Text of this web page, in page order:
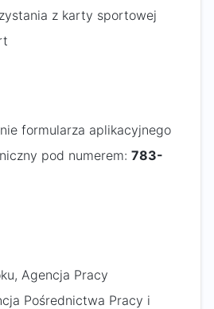
z karty sportowej
formularza aplikacyjnego
pod numerem: 783-
Agencja Pracy
Pośrednictwa Pracy i